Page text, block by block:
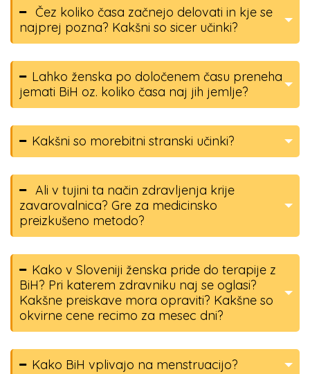
Čez koliko časa začnejo delovati in kje se
najprej pozna? Kakšni so sicer učinki?
Lahko ženska po določenem času preneha
jemati BiH oz. koliko časa naj jih jemlje?
Kakšni so morebitni stranski učinki?
Ali v tujini ta način zdravljenja krije
zavarovalnica? Gre za medicinsko
preizkušeno metodo?
Kako v Sloveniji ženska pride do terapije z
BiH? Pri katerem zdravniku naj se oglasi?
Kakšne preiskave mora opraviti? Kakšne so
okvirne cene recimo za mesec dni?
Kako BiH vplivajo na menstruacijo?